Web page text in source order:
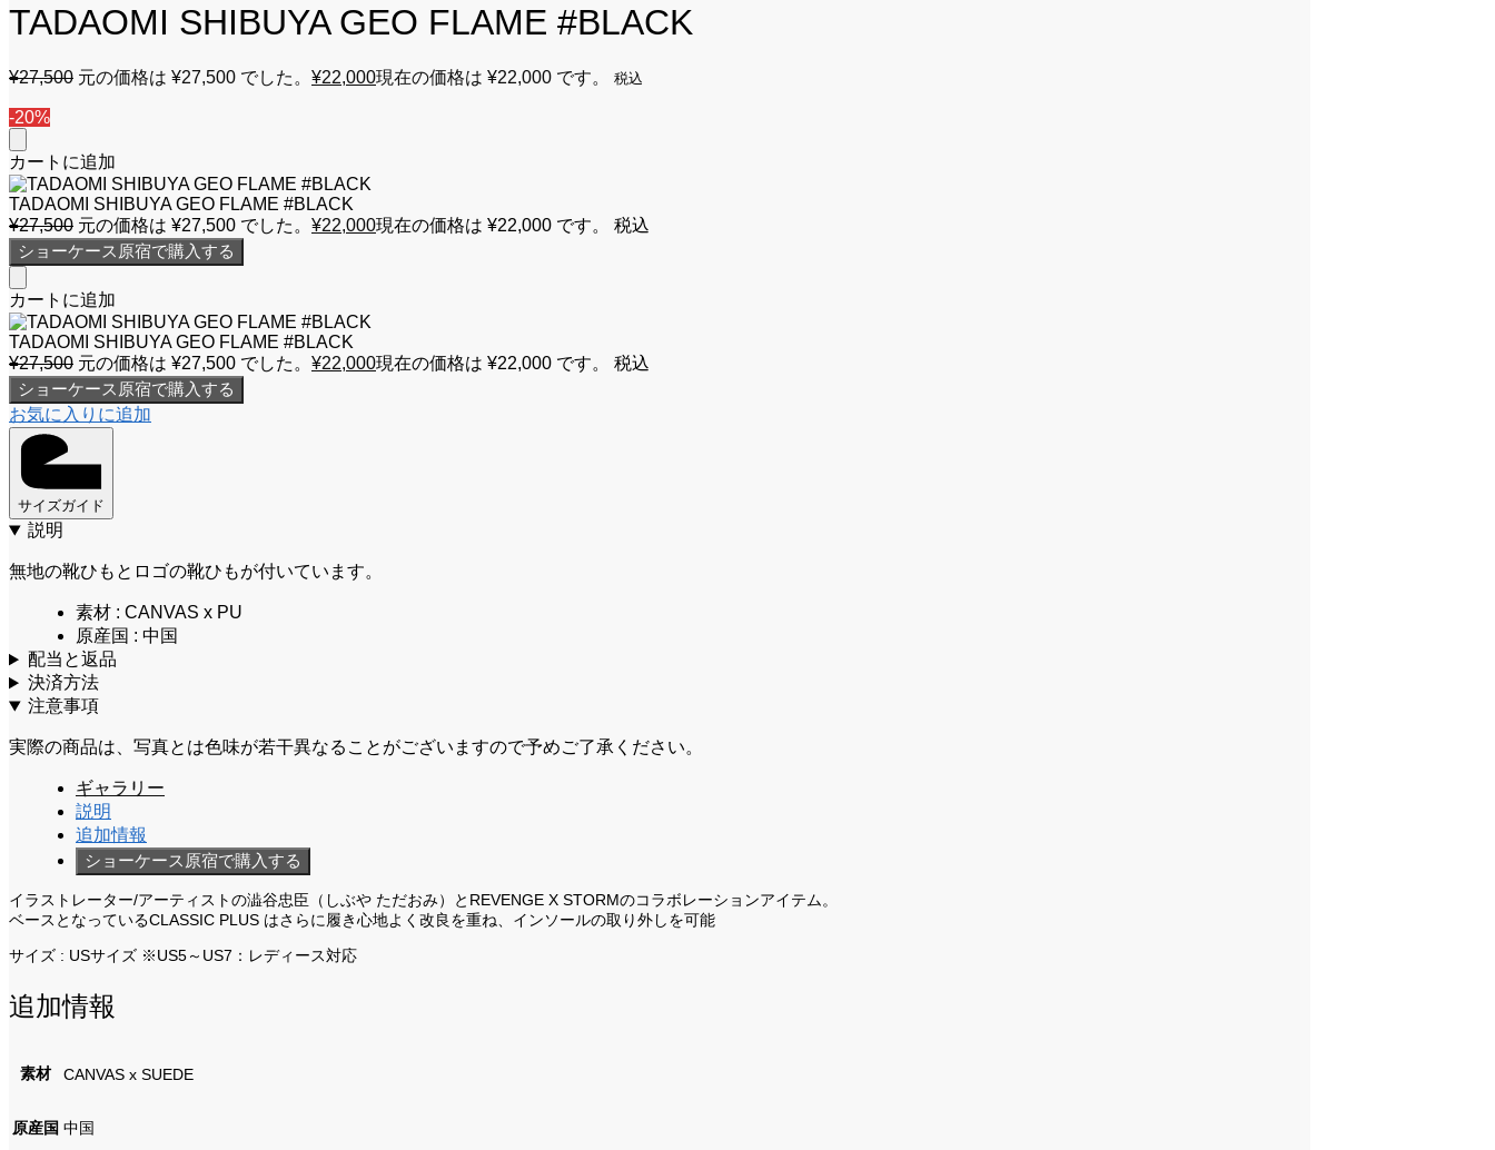
TADAOMI SHIBUYA GEO FLAME #BLACK
¥27,500 元の価格は ¥27,500 でした。 ¥22,000現在の価格は ¥22,000 です。 税込
-20%
カートに追加
TADAOMI SHIBUYA GEO FLAME #BLACK
¥27,500 元の価格は ¥27,500 でした。 ¥22,000現在の価格は ¥22,000 です。
税込
ショーケース原宿で購入する
カートに追加
TADAOMI SHIBUYA GEO FLAME #BLACK
¥27,500 元の価格は ¥27,500 でした。 ¥22,000現在の価格は ¥22,000 です。
税込
ショーケース原宿で購入する
お気に入りに追加
サイズガイド
説明
無地の靴ひもとロゴの靴ひもが付いています。
素材 : CANVAS x PU
原産国 : 中国
配当と返品
決済方法
注意事項
実際の商品は、写真とは色味が若干異なることがございますので予めご了承ください。
ギャラリー
説明
追加情報
ショーケース原宿で購入する
イラストレーター/アーティストの澁谷忠臣（しぶや ただおみ）とREVENGE X STORMのコラボレーションアイテム。
ベースとなっているCLASSIC PLUS はさらに履き心地よく改良を重ね、インソールの取り外しを可能
サイズ : USサイズ ※US5～US7：レディース対応
追加情報
素材 CANVAS x SUEDE
原産国 中国